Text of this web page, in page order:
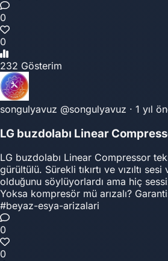
0
0
232 Gösterim
songulyavuz @songulyavuz · 1 yıl
LG buzdolabı Linear
LG buzdolabı Linear Compressor
gürültülü. Sürekli tıkırtı ve vızıltı
olduğunu söylüyorlardı ama hiç
Yoksa kompresör mü arızalı?
#beyaz-esya-arizalari
0
0